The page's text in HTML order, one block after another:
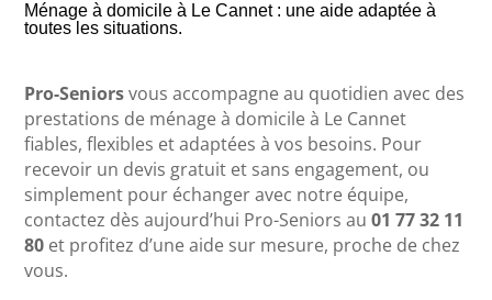
Ménage à domicile à Le Cannet : une aide adaptée à
toutes les situations.
Pro-Seniorsvous accompagne au quotidien avec des
prestations de ménage à domicile à Le Cannet
fiables, flexibles et adaptées à vos besoins. Pour
recevoir un devis gratuit et sans engagement, ou
simplement pour échanger avec notre équipe,
contactez dès aujourd’hui Pro-Seniors au01 77 32 11
80 et profitez d’une aide sur mesure, proche de chez
vous.